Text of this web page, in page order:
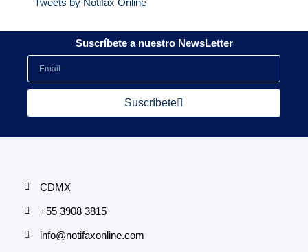
Suscríbete a nuestro NewsLetter
Suscríbete
CDMX
+55 3908 3815
info@notifaxonline.com